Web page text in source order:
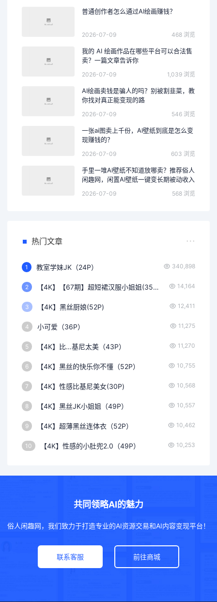
普通创作者怎么通过AI绘画赚钱？
2026-07-09 468 浏览
我的 AI 绘画作品在哪些平台可以合法售
卖？一篇文章告诉你
2026-07-09 1,039 浏览
AI绘画卖钱是骗人的吗？别被割韭菜，教
你找对真正能变现的路
2026-07-09 546 浏览
一张ai图卖上千份，AI壁纸到底是怎么变
现赚钱的？
2026-07-09 603 浏览
手里一堆AI壁纸不知道放哪卖？推荐俗人
闲趣网，闲置AI壁纸一键变长期被动收入
2026-07-09 568 浏览
热门文章
1 教室学妹JK（24P） 340,898
2 【4K】【67期】超短裙汉服小姐姐(35P) 14,164
3 【4K】黑丝厨娘(52P) 12,411
4 小可爱（36P） 11,275
5 【4K】比…基尼太美（43P） 11,270
6 【4K】黑丝的快乐你不懂（52P） 10,755
7 【4K】性感比基尼美女(30P) 10,568
8 【4K】黑丝JK小姐姐（49P） 10,557
9 【4K】超薄黑丝连体衣（52P） 10,462
10 【4K】性感的小肚兜2.0（49P） 10,253
共同领略AI的魅力
俗人闲趣网，我们致力于打造专业的AI资源交易和AI内容变现平台！
联系客服 前往商城